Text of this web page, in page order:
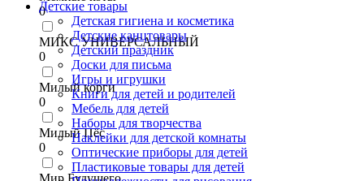
0
МИКС УНИВЕРСАЛЬНЫЙ
0
Милый корги
0
Милый Пёс
0
Мир Будущего
Детские товары
Детская гигиена и косметика
Детские канцтовары
Детский праздник
Доски для письма
Игры и игрушки
Книги для детей и родителей
Мебель для детей
Наборы для творчества
Наклейки для детской комнаты
Оптические приборы для детей
Пластиковые товары для детей